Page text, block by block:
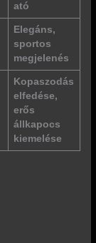
ató
Elegáns,
sportos
megjelenés
Kopaszodás
elfedése,
erős
állkapocs
kiemelése